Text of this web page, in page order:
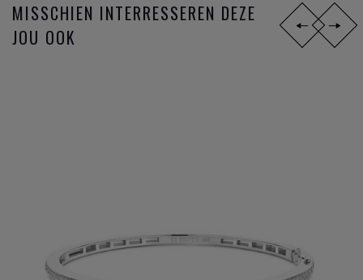
MISSCHIEN INTERRESSEREN DEZE
JOU OOK